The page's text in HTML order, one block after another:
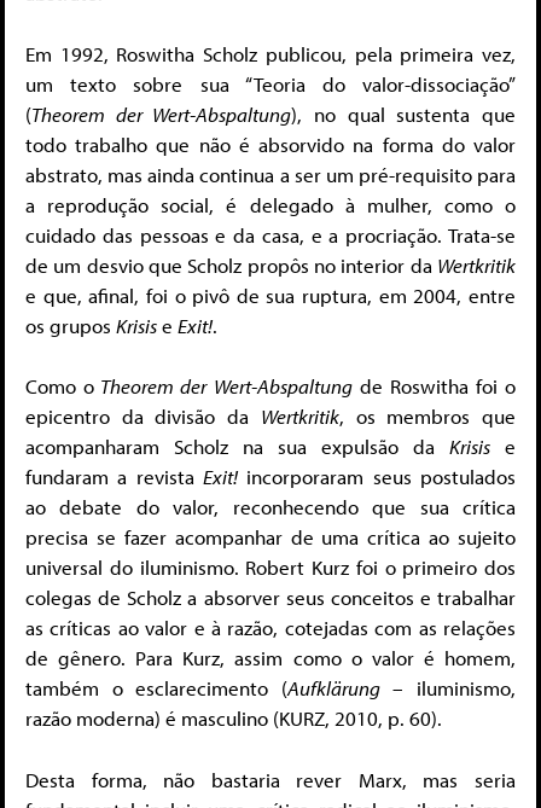
Em 1992, Roswitha Scholz publicou, pela primeira vez,
um texto sobre sua “Teoria do valor-dissociação”
(Theorem der Wert-Abspaltung), no qual sustenta que
todo trabalho que não é absorvido na forma do valor
abstrato, mas ainda continua a ser um pré-requisito para
a reprodução social, é delegado à mulher, como o
cuidado das pessoas e da casa, e a procriação. Trata-se
de um desvio que Scholz propôs no interior da Wertkritik
e que, afinal, foi o pivô de sua ruptura, em 2004, entre
os grupos Krisise Exit!.
Como o Theorem der Wert-Abspaltungde Roswitha foi o
epicentro da divisão da Wertkritik, os membros que
acompanharam Scholz na sua expulsão da Krisis e
fundaram a revista Exit!incorporaram seus postulados
ao debate do valor, reconhecendo que sua crítica
precisa se fazer acompanhar de uma crítica ao sujeito
universal do iluminismo. Robert Kurz foi o primeiro dos
colegas de Scholz a absorver seus conceitos e trabalhar
as críticas ao valor e à razão, cotejadas com as relações
de gênero. Para Kurz, assim como o valor é homem,
também o esclarecimento (Aufklärung– iluminismo,
razão moderna) é masculino (KURZ, 2010, p. 60).
Desta forma, não bastaria rever Marx, mas seria